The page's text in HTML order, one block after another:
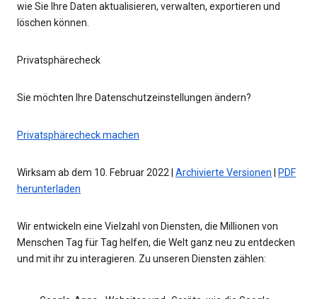
wie Sie Ihre Daten aktualisieren, verwalten, exportieren und
löschen können.
Privatsphärecheck
Sie möchten Ihre Datenschutzeinstellungen ändern?
Privatsphärecheck machen
Wirksam ab dem 10. Februar 2022 | Archivierte Versionen
PDF
herunterladen
Wir entwickeln eine Vielzahl von Diensten, die Millionen von
Menschen Tag für Tag helfen, die Welt ganz neu zu entdecken
und mit ihr zu interagieren. Zu unseren Diensten zählen: